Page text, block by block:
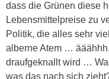
dass die Grünen diese
Lebensmittelpreise zu
Politik, die alles sehr
alberne Atem …
draufgeknallt wird …
was das nach sich